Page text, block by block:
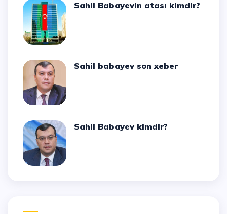
Sahil Babayevin atası kimdir?
Sahil babayev son xeber
Sahil Babayev kimdir?